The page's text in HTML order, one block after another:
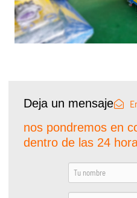
Deja un mensaje
nos pondremos en
dentro de las 24